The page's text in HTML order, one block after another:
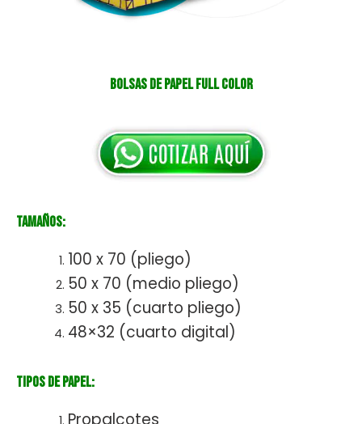
Bolsas de papel full color
Tamaños:
100 x 70 (pliego)
50 x 70 (medio pliego)
50 x 35 (cuarto pliego)
48×32 (cuarto digital)
Tipos de Papel:
Propalcotes